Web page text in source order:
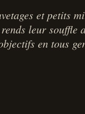
et petits
leur souffle
en tous